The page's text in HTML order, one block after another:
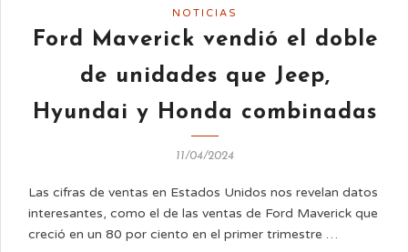
NOTICIAS
Ford Maverick vendió el doble
de unidades que Jeep,
Hyundai y Honda combinadas
11/04/2024
Las cifras de ventas en Estados Unidos nos revelan datos
interesantes, como el de las ventas de Ford Maverick que
creció en un 80 por ciento en el primer trimestre …